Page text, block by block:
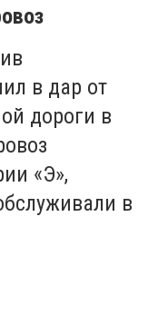
в дар от
дороги в
«Э»,
в